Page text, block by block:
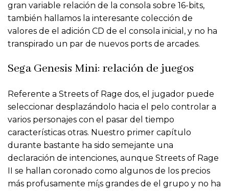
gran variable relación de la consola sobre 16-bits,
también hallamos la interesante colección de
valores de el adición CD de el consola inicial, y no ha
transpirado un par de nuevos ports de arcades.
Sega Genesis Mini: relación de juegos
Referente a Streets of Rage dos, el jugador puede
seleccionar desplazándolo hacia el pelo controlar a
varios personajes con el pasar del tiempo
características otras. Nuestro primer capítulo
durante bastante ha sido semejante una
declaración de intenciones, aunque Streets of Rage
II se hallan coronado como algunos de los precios
más profusamente mí¡s grandes de el grupo y no ha